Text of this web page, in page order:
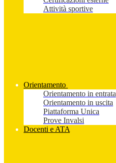
Attività sportive
Orientamento
Orientamento in entrata
Orientamento in uscita
Piattaforma Unica
Prove Invalsi
Docenti e ATA